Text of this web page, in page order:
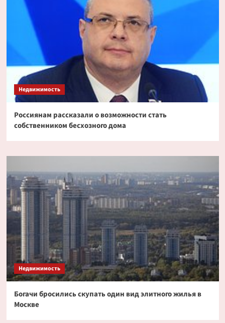
Недвижимость
Россиянам рассказали о возможности стать
собственником бесхозного дома
Недвижимость
Богачи бросились скупать один вид элитного жилья в
Москве